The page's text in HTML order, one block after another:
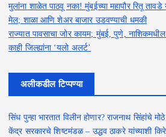
मुलांना शाळेत पाठवू नका! मुंबईच्या महापौर रितू तावडे
मेल; शाळा आणि शेअर बाजार उडवण्याची धमकी
राज्यात पावसाचा जोर कायम; मुंबई, पुणे,
काही जिल्ह्यांना ‘यलो अलर्ट’
अलीकडील टिप्पण्या
सिंध पुन्हा भारतात विलीन होणार? राजनाथ सिंहांचे
केंद्र सरकारचे शिष्टमंडळ – उद्धव ठाकरे यांच्याशी